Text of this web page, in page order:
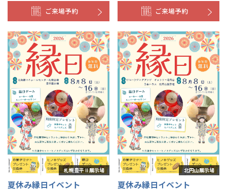
ご来場予約 ご来場予約
夏休み縁日イベント 夏休み縁日イベント